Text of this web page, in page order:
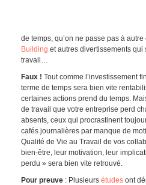
de temps, qu’on ne passe pas à
Building et autres divertissements
travail…
Faux ! Tout comme l’investissement
terme de temps sera bien vite
certaines actions prend du temps.
de travail que votre entreprise perd
absents, ceux qui procrastinent
cafés journalières par manque de
Qualité de Vie au Travail de vos
bien-être, leur motivation, leur
perdu » sera bien vite retrouvé.
Pour preuve: Plusieurs étudesont